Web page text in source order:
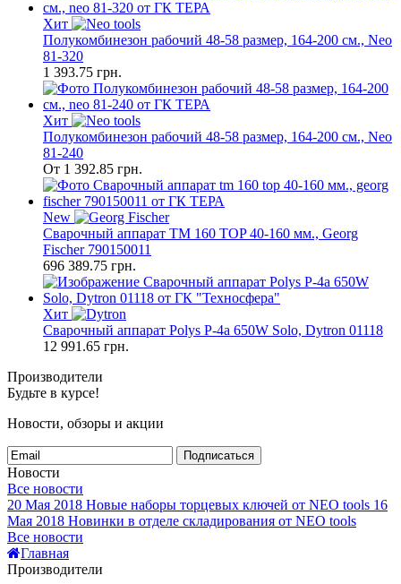
Хит
Полукомбинезон рабочий 48-58 размер, 164-200 см., Neo
81-320
1 393.75 грн.
Хит
Полукомбинезон рабочий 48-58 размер, 164-200 см., Neo
81-240
От 1 392.85 грн.
New
Сварочный аппарат TM 160 TOP 40-160 мм., Georg
Fischer 790150011
696 389.75 грн.
Хит
Сварочный аппарат Polys P-4а 650W Solo, Dytron 01118
12 991.65 грн.
Производители
Будьте в курсе!
Новости, обзоры и акции
Подписаться
Новости
Все новости
20 Мая 2018 Новые наборы торцевых ключей от NEO tools 16
Мая 2018 Новинки в отделе складирования от NEO tools
Все новости
Главная
Производители